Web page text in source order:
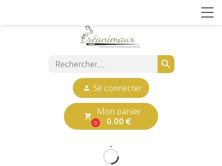
search
person Se connecter
local_grocery_store
0
Mon panier
0.00 €